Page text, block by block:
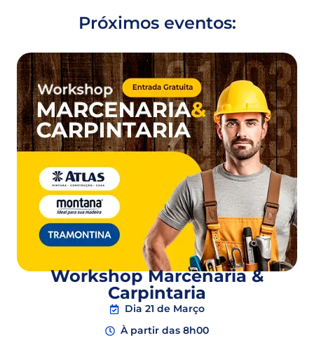
Próximos eventos:
Workshop Marcenaria &
Carpintaria
Dia 21 de Março
À partir das 8h00